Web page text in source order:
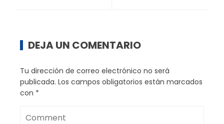
DEJA UN COMENTARIO
Tu dirección de correo electrónico no será
publicada. Los campos obligatorios están marcados
con *